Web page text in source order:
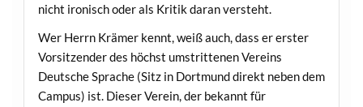
nicht ironisch oder als Kritik daran versteht.
Wer Herrn Krämer kennt, weiß auch, dass er erster
Vorsitzender des höchst umstrittenen Vereins
Deutsche Sprache (Sitz in Dortmund direkt neben dem
Campus) ist. Dieser Verein, der bekannt für